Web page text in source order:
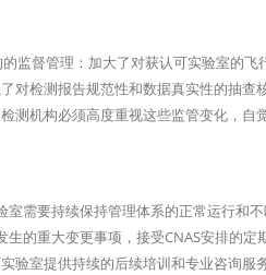
监督管理：加大了对获认可实验室的
对检测报告规范性和数据真实性的抽
机构必须高度重视这些监管变化，自
需要持续保持管理体系的正常运行和
的重大变更事项，接受CNAS安排的
室提供持续的后续培训和专业咨询服